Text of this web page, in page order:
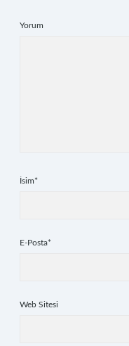
Yorum
İsim*
E-Posta*
Web Sitesi